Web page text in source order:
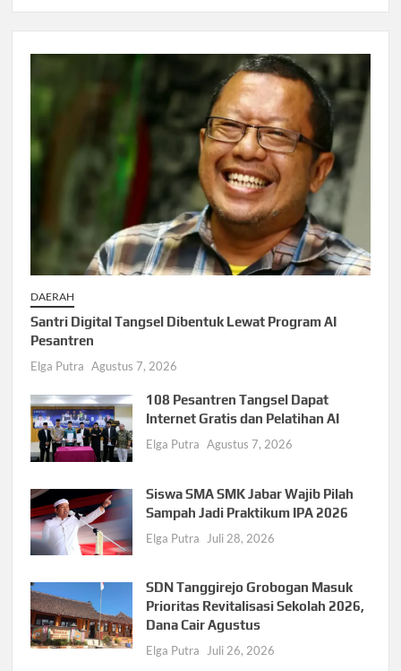
DAERAH
Santri Digital Tangsel Dibentuk Lewat Program AI
Pesantren
Elga Putra Agustus 7, 2026
108 Pesantren Tangsel Dapat
Internet Gratis dan Pelatihan AI
Elga Putra Agustus 7, 2026
Siswa SMA SMK Jabar Wajib Pilah
Sampah Jadi Praktikum IPA 2026
Elga Putra Juli 28, 2026
SDN Tanggirejo Grobogan Masuk
Prioritas Revitalisasi Sekolah 2026,
Dana Cair Agustus
Elga Putra Juli 26, 2026